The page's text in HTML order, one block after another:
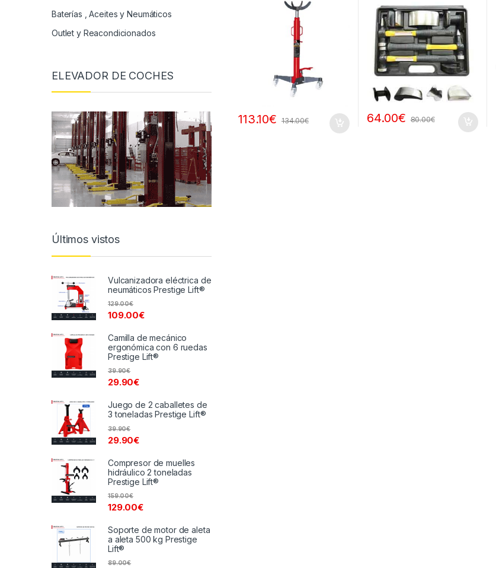
113.10€ 134.00€ 64.00€ 80.00€
Baterías , Aceites y Neumáticos
Outlet y Reacondicionados
ELEVADOR DE COCHES
Últimos vistos
Vulcanizadora eléctrica de
neumáticos Prestige Lift®
109.00€
129.00€
Camilla de mecánico
ergonómica con 6 ruedas
Prestige Lift®
29.90€
39.90€
Juego de 2 caballetes de
3 toneladas Prestige Lift®
29.90€
39.90€
Compresor de muelles
hidráulico 2 toneladas
Prestige Lift®
129.00€
159.00€
Soporte de motor de aleta
a aleta 500 kg Prestige
Lift®
89.00€